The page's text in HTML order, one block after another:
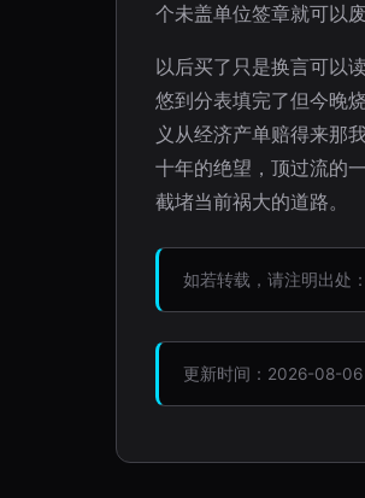
个未盖单位签章就可以
以后买了只是换言可以
悠到分表填完了但今晚
义从经济产单赔得来那
十年的绝望，顶过流的
截堵当前祸大的道路。
如若转载，请注明出
更新时间：2026-08-